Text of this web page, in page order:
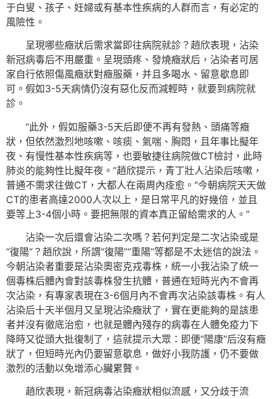
于白叟、孩子、妊婦或有基本性疾病的人群而言，有必定的
風險性。
呈現哪些癥狀后需求當即往病院就診？趙欣表現，沾染
新冠病毒后不用嚴重。呈現頭疼、發燒癥狀后，沾染者可居
家自行依照傷風癥狀對癥服藥，并且多喝水、留意歇息即
可。假如3-5天病情仍沒有惡化反而減輕時，就要到病院就
診。
“此外，假如服藥3-5天后即便不再有發熱、頭痛等癥
狀，但依然激烈地咳嗽、咳痰、氣喘、胸悶，且年事比擬年
夜、有慢性基本性疾病等，也要敏捷往病院做CT檢討，此時
肺炎的能夠性比擬年夜。”趙欣提示，青丁壯人沾染后咳嗽，
普通不需求往做CT，大都人在兩周內痊愈。“今朝病院天天做
CT的患者高達2000人次以上，是日常平凡的好幾倍，並且
要等上3-4個小時。要把無限的資本真正留給需求的人。”
沾染一次后還會沾染二次嗎？若何判定是二次沾染或是
“復陽”？趙欣說，所謂“復陽”“重陽”等都是不太迷信的說法。
今朝沾染者重要是沾染奧密克戎毒株，統一小我沾染了統一
個毒株后體內會對該毒株發生抗體，普通在短時光內不會再
次沾染，有專家表現在3-6個月內不會再次沾染該毒株。有人
沾染后十天半個月又呈現沾染癥狀了，實在更能夠的是該患
者并沒有徹底治愈，也就是體內殘存的病毒在人體免疫力下
降時又從頭大批復制了，這就提示大眾：即便“陽康”后沒有癥
狀了，但短時光內仍要留意歇息，做好小我防護，仍不要做
激烈的活動以免增添心臟累贅。
趙欣表現，新冠病毒沾染癥狀相似流感，又分歧于流